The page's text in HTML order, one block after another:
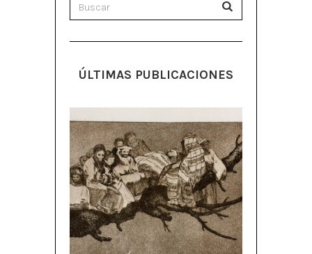
ÚLTIMAS PUBLICACIONES